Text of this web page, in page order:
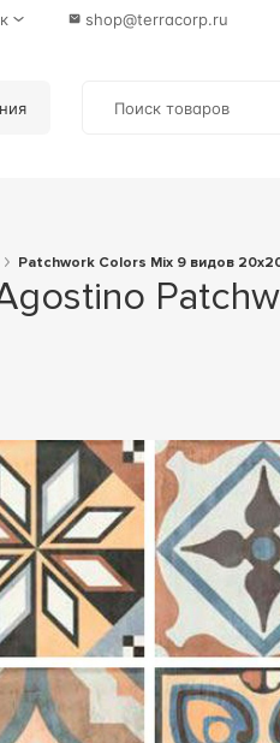
shop@terracorp.ru
Patchwork Colors Mix 9 видов